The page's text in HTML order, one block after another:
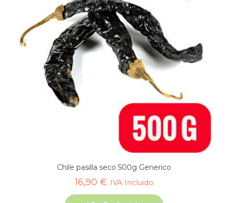
Chile pasilla seco 500g Generico
16,90 € IVA Incluido